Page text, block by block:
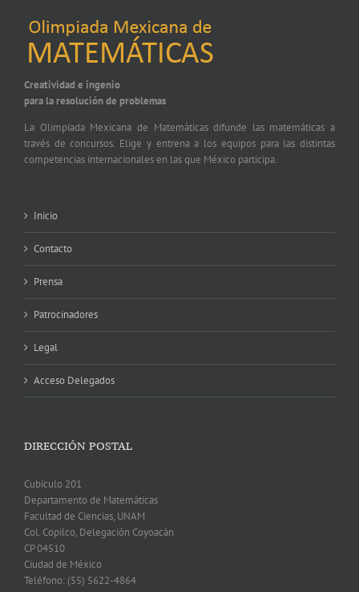
Creatividad e ingenio
para la resolución de problemas
La Olimpiada Mexicana de Matemáticas difunde las matemáticas a
través de concursos. Elige y entrena a los equipos para las distintas
competencias internacionales en las que México participa.
Inicio
Contacto
Prensa
Patrocinadores
Legal
Acceso Delegados
DIRECCIÓN POSTAL
Cubículo 201
Departamento de Matemáticas
Facultad de Ciencias, UNAM
Col. Copilco, Delegación Coyoacán
CP 04510
Ciudad de México
Teléfono: (55) 5622-4864